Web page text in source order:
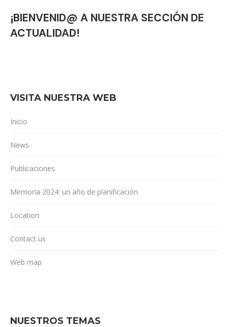
¡BIENVENID@ A NUESTRA SECCIÓN DE
ACTUALIDAD!
VISITA NUESTRA WEB
Inicio
News
Publicaciones
Memoria 2024: un año de planificación
Location
Contact us
Web map
NUESTROS TEMAS